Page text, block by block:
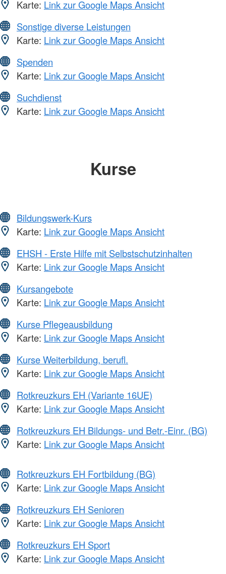
Karte: Link zur Google Maps Ansicht
Sonstige diverse Leistungen
Karte: Link zur Google Maps Ansicht
Spenden
Karte: Link zur Google Maps Ansicht
Suchdienst
Karte: Link zur Google Maps Ansicht
Kurse
Bildungswerk-Kurs
Karte: Link zur Google Maps Ansicht
EHSH - Erste Hilfe mit Selbstschutzinhalten
Karte: Link zur Google Maps Ansicht
Kursangebote
Karte: Link zur Google Maps Ansicht
Kurse Pflegeausbildung
Karte: Link zur Google Maps Ansicht
Kurse Weiterbildung, berufl.
Karte: Link zur Google Maps Ansicht
Rotkreuzkurs EH (Variante 16UE)
Karte: Link zur Google Maps Ansicht
Rotkreuzkurs EH Bildungs- und Betr.-Einr. (BG)
Karte: Link zur Google Maps Ansicht
Rotkreuzkurs EH Fortbildung (BG)
Karte: Link zur Google Maps Ansicht
Rotkreuzkurs EH Senioren
Karte: Link zur Google Maps Ansicht
Rotkreuzkurs EH Sport
Karte: Link zur Google Maps Ansicht